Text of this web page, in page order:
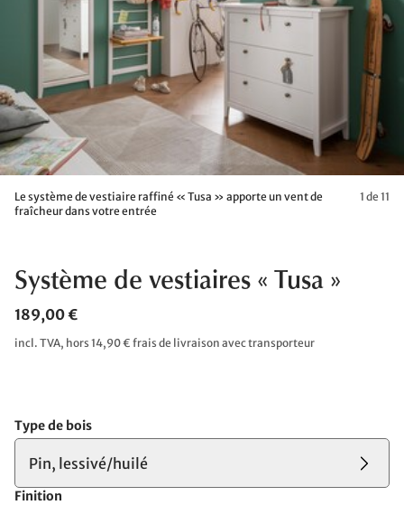
Le système de vestiaire raffiné « Tusa » apporte un vent de
fraîcheur dans votre entrée
1 de 11
Système de vestiaires « Tusa »
189,00 €
incl. TVA, hors 14,90 € frais de livraison avec transporteur
Type de bois
Pin, lessivé/huilé
Finition